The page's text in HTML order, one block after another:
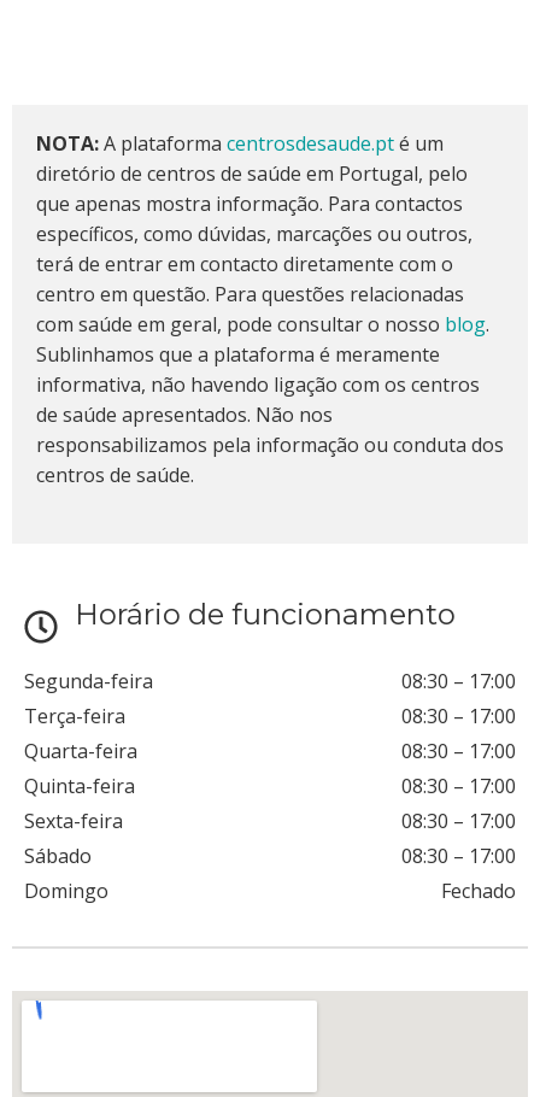
Horário de funcionamento
Segunda-feira 08:30 – 17:00
Terça-feira
08:30 – 17:00
Quarta-feira
08:30 – 17:00
Quinta-feira
08:30 – 17:00
Sexta-feira
08:30 – 17:00
Sábado
08:30 – 17:00
Domingo
Fechado
NOTA:A plataforma centrosdesaude.pté um
diretório de centros de saúde em Portugal, pelo
que apenas mostra informação. Para contactos
específicos, como dúvidas, marcações ou outros,
terá de entrar em contacto diretamente com o
centro em questão. Para questões relacionadas
com saúde em geral, pode consultar o nosso blog.
Sublinhamos que a plataforma é meramente
informativa, não havendo ligação com os centros
de saúde apresentados. Não nos
responsabilizamos pela informação ou conduta dos
centros de saúde.